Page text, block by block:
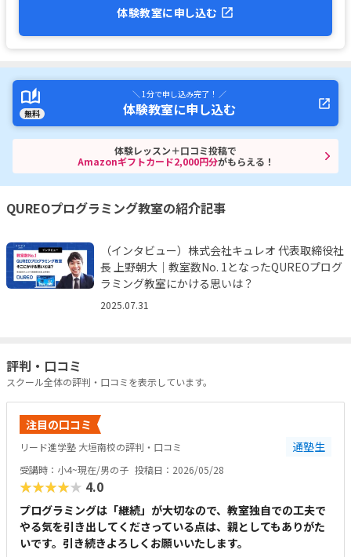
体験教室に申し込む
無料
＼ 1分で申し込み完了！ ／
体験教室に申し込む
体験レッスン＋口コミ投稿で
Amazonギフトカード2,000円分がもらえる！
QUREOプログラミング教室の紹介記事
（インタビュー）株式会社キュレオ 代表取締役社
長 上野朝大｜教室数No. 1となったQUREOプログ
ラミング教室にかける思いは？
2025.07.31
評判・口コミ
スクール全体の評判・口コミを表示しています。
注目の口コミ
リード進学塾 大垣南校の評判・口コミ 通塾生
受講時：小4~現在/男の子 投稿日：2026/05/28
★★★★★ 4.0
プログラミングは「継続」が大切なので、教室独自での工夫で
やる気を引き出してくださっている点は、親としてもありがた
いです。引き続きよろしくお願いいたします。